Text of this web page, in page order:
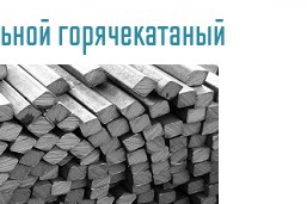
горячекатаный